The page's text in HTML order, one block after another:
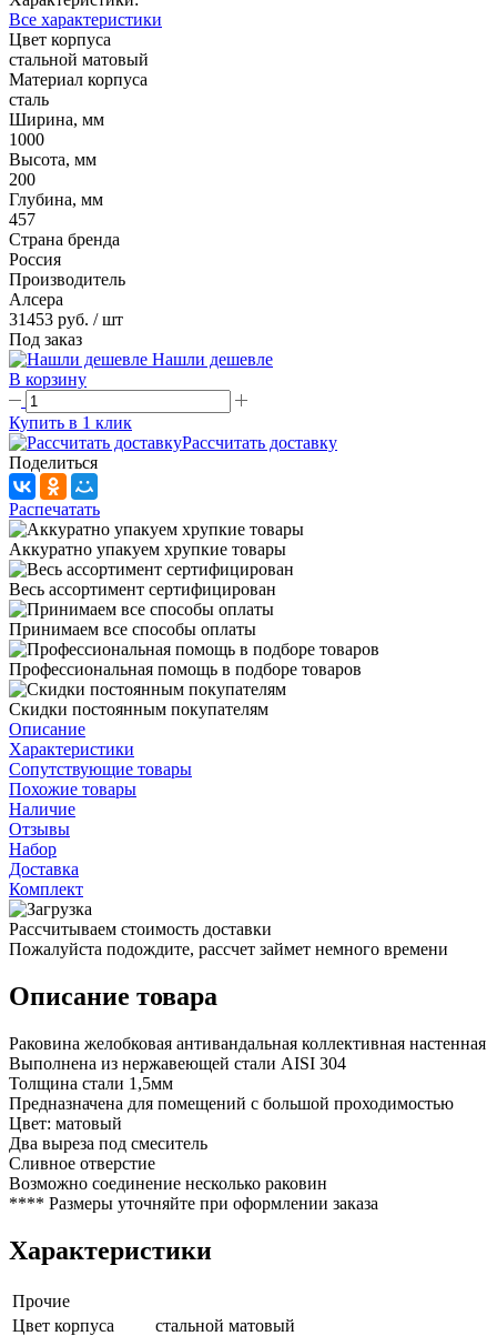
Все характеристики
Цвет корпуса
стальной матовый
Материал корпуса
сталь
Ширина, мм
1000
Высота, мм
200
Глубина, мм
457
Страна бренда
Россия
Производитель
Алсера
31453 руб. / шт
Под заказ
Нашли дешевле
В корзину
Купить в 1 клик
Рассчитать доставку
Поделиться
Распечатать
Аккуратно упакуем хрупкие товары
Весь ассортимент сертифицирован
Принимаем все способы оплаты
Профессиональная помощь в подборе товаров
Скидки постоянным покупателям
Описание
Характеристики
Сопутствующие товары
Похожие товары
Наличие
Отзывы
Набор
Доставка
Комплект
Рассчитываем стоимость доставки
Пожалуйста подождите, рассчет займет немного времени
Описание товара
Раковина желобковая антивандальная коллективная настенная
Выполнена из нержавеющей стали AISI 304
Толщина стали 1,5мм
Предназначена для помещений с большой проходимостью
Цвет: матовый
Два выреза под смеситель
Сливное отверстие
Возможно соединение несколько раковин
**** Размеры уточняйте при оформлении заказа
Характеристики
Прочие
Цвет корпуса
стальной матовый